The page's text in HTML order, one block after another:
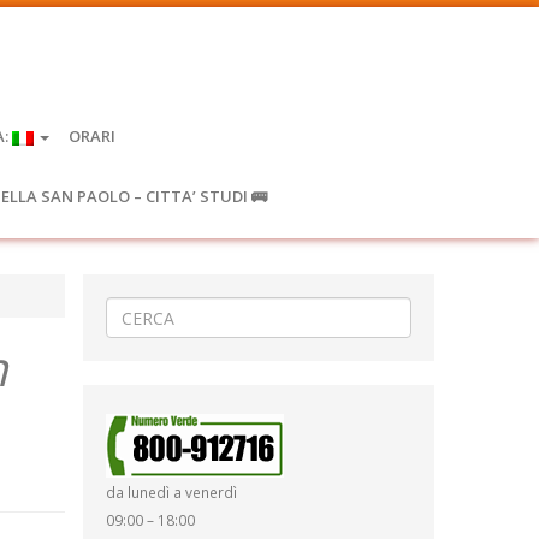
ORARI
SAN PAOLO – CITTA’ STUDI 🚌
da lunedì a venerdì
09:00 – 18:00